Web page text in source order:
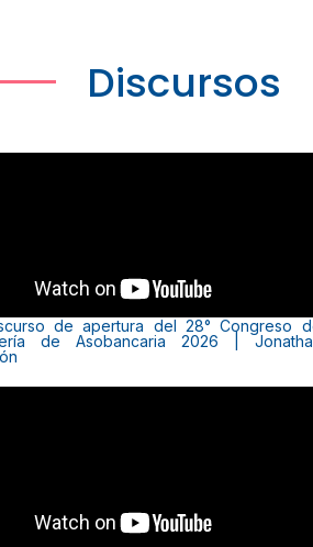
Discursos
de apertura del 28° Congreso
de Asobancaria 2026 |